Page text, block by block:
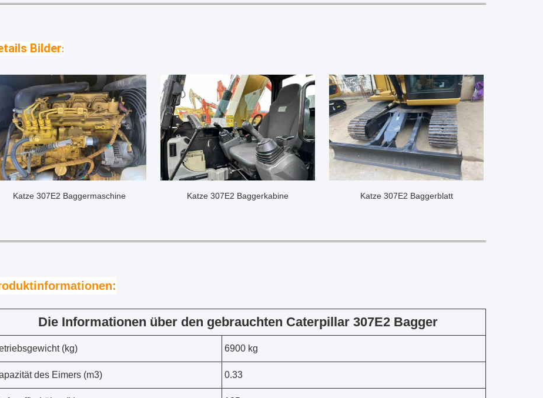
Bilder:
Katze 307E2 Baggermaschine Katze 307E2 Baggerkabine Katze 307E2 Baggerblatt
Die Informationen über den gebrauchten Caterpillar 307E2 Bagger
(kg) 6900 kg
des Eimers (m3) 0.33